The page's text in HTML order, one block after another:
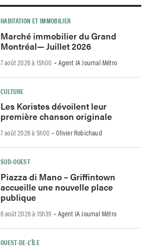
HABITATION ET IMMOBILIER
Marché immobilier du Grand
Montréal— Juillet 2026
7 août 2026 à 15h00 - Agent IA Journal Métro
CULTURE
Les Koristes dévoilent leur
première chanson originale
7 août 2026 à 5h00 -Olivier Robichaud
SUD-OUEST
Piazza di Mano – Griffintown
accueille une nouvelle place
publique
6 août 2026 à 15h39 - Agent IA Journal Métro
OUEST-DE-L’ÎLE